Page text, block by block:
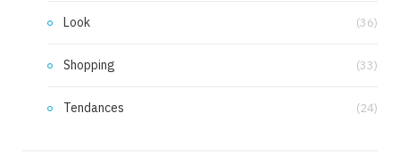
Look (36)
Shopping (33)
Tendances (24)